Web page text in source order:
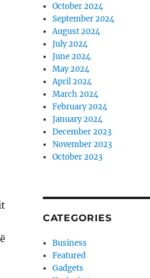
October 2024
September 2024
August 2024
July 2024
June 2024
May 2024
April 2024
March 2024
February 2024
January 2024
December 2023
November 2023
October 2023
CATEGORIES
Business
Featured
Gadgets